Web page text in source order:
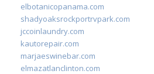
elbotanicopanama.com
shadyoaksrockportrvpark.com
jccoinlaundry.com
kautorepair.com
marjaeswinebar.com
elmazatlanclinton.com